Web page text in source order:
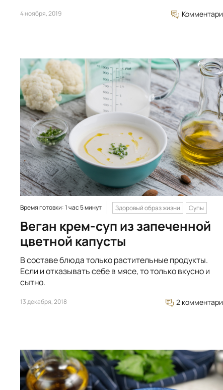
4 ноября, 2019
Время готовки: 1 час 5 минут Здоровый образ жизни Супы
Веган крем-суп из запеченной
цветной капусты
В составе блюда только растительные продукты.
Если и отказывать себе в мясе, то только вкусно и
сытно.
13 декабря, 2018 2